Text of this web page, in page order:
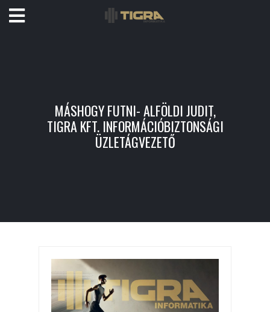
MÁSHOGY FUTNI- ALFÖLDI JUDIT,
TIGRA KFT. INFORMÁCIÓBIZTONSÁGI
ÜZLETÁGVEZETŐ